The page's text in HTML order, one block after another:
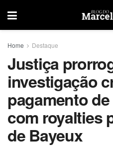
Home Destaque
Justiça
investigação
pagamento
com royalties
de Bayeux